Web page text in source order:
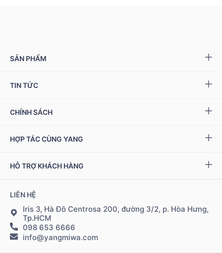
SẢN PHẨM
Yang NMN™ 15000 mg
Ziptamin
Bộ kiểm tra NAD +
TIN TỨC
Sự kiện & Ưu đãi
Tuyển dụng
CHÍNH SÁCH
Giải quyết khiếu nại
Điều khoản sử dụng
HỢP TÁC CÙNG YANG
Chính sách đại lý
HỖ TRỢ KHÁCH HÀNG
Đặt hàng & thanh toán
Giao hàng & vận chuyển
Hệ thống điểm bán
LIÊN HỆ
Iris 3, Hà Đô Centrosa 200, đường 3/2, p. Hòa Hưng,
Tp.HCM
098 653 6666
info@yangmiwa.com